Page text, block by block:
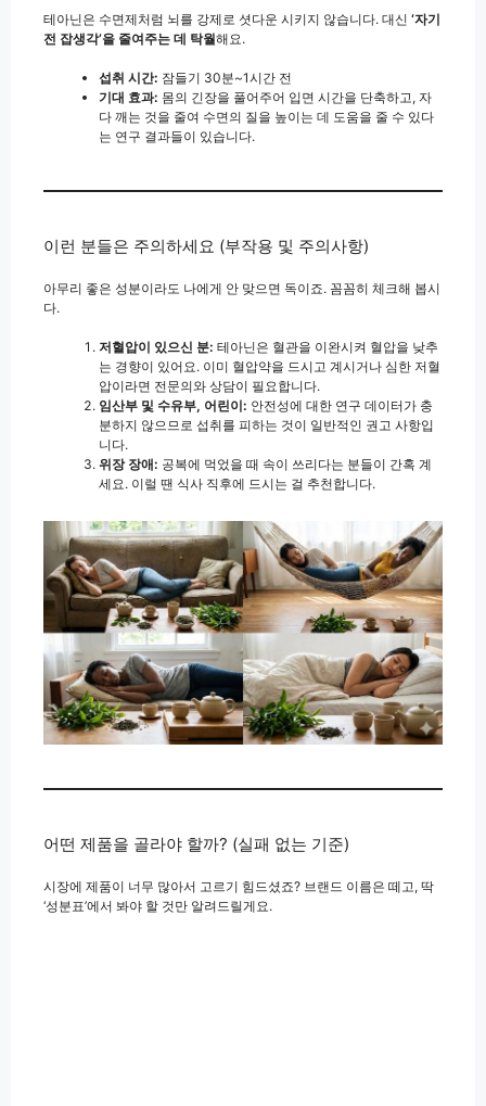
테아닌은 수면제처럼 뇌를 강제로 셧다운 시키지 않습니다. 대신 ‘자기
전 잡생각’을 줄여주는 데 탁월해요.
섭취 시간: 잠들기 30분~1시간 전
기대 효과: 몸의 긴장을 풀어주어 입면 시간을 단축하고, 자
다 깨는 것을 줄여 수면의 질을 높이는 데 도움을 줄 수 있다
는 연구 결과들이 있습니다.
이런 분들은 주의하세요 (부작용 및 주의사항)
아무리 좋은 성분이라도 나에게 안 맞으면 독이죠. 꼼꼼히 체크해 봅시
다.
저혈압이 있으신 분: 테아닌은 혈관을 이완시켜 혈압을 낮추
는 경향이 있어요. 이미 혈압약을 드시고 계시거나 심한 저혈
압이라면 전문의와 상담이 필요합니다.
임산부 및 수유부, 어린이: 안전성에 대한 연구 데이터가 충
분하지 않으므로 섭취를 피하는 것이 일반적인 권고 사항입
니다.
위장 장애: 공복에 먹었을 때 속이 쓰리다는 분들이 간혹 계
세요. 이럴 땐 식사 직후에 드시는 걸 추천합니다.
어떤 제품을 골라야 할까? (실패 없는 기준)
시장에 제품이 너무 많아서 고르기 힘드셨죠? 브랜드 이름은 떼고, 딱
‘성분표’에서 봐야 할 것만 알려드릴게요.